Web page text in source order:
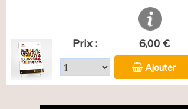
Prix : 6,00 €
Ajouter